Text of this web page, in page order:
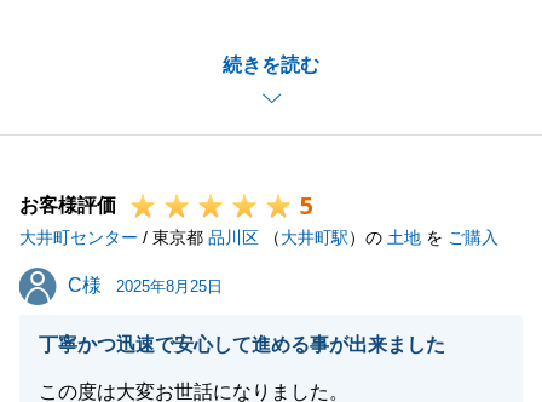
続きを読む
今後も、しっかりサポートさせて頂きますので、何か
あればお気軽にお申し付けくださいませ。
お客様評価 5
大井町センター / 東京都 品川区 （大井町駅）の 土地 を ご購入
C様
C様 2025年8月25日
丁寧かつ迅速で安心して進める事が出来ました
この度は大変お世話になりました。